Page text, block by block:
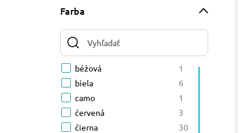
42
46
48
7
4XL
16
50
8
52
9
54
10
56
7
Farba
béžová
1
biela
6
camo
1
červená
3
čierna
30